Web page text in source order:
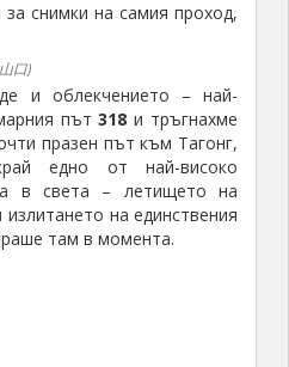
снимки на самия проход,
口)
и облекчението – най-
път318 и тръгнахме
празен път към Тагонг,
едно от най-високо
в света – летището на
на единствения
там в момента.